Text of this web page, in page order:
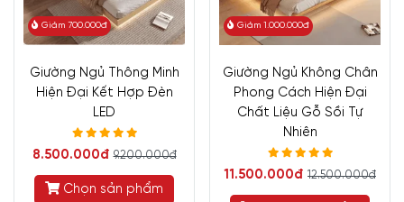
Giảm 700.000đ
Giường Ngủ Thông Minh
Hiện Đại Kết Hợp Đèn
LED
8.500.000đ 9.200.000đ
Chọn sản phẩm
Giảm 1.000.000đ
Giường Ngủ Không Chân
Phong Cách Hiện Đại
Chất Liệu Gỗ Sồi Tự
Nhiên
11.500.000đ 12.500.000đ